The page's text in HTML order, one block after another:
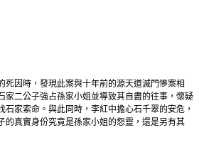
死因時，發現此案與十年前的源天道滅門慘案相
家二公子強占孫家小姐並導致其自盡的往事，懷疑
石家索命。與此同時，李紅中擔心石千翠的安危，
的真實身份究竟是孫家小姐的怨靈，還是另有其